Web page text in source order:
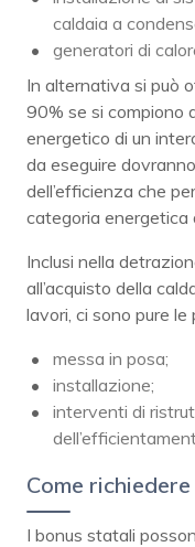
caldaia a
generatori di
In alternativa si può
90% se si compiono
energetico di un
da eseguire
dell’efficienza che
categoria energetica
Inclusi nella
all’acquisto della
lavori, ci sono pure
messa in posa;
installazione;
interventi di
Come
I bonus statali